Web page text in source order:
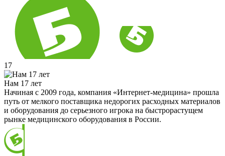
17
Нам 17 лет
Начиная с 2009 года, компания «Интернет-медицина» прошла
путь от мелкого поставщика недорогих расходных материалов
и оборудования до серьезного игрока на быстрорастущем
рынке медицинского оборудования в России.